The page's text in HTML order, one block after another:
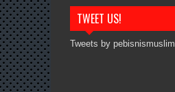
TWEET US!
Tweets by pebisnismuslim